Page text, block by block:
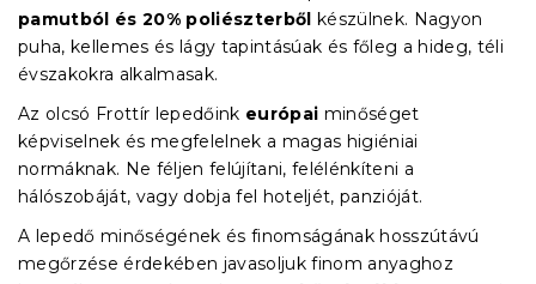
pamutból és 20% poliészterből készülnek. Nagyon
puha, kellemes és lágy tapintásúak és főleg a hideg, téli
évszakokra alkalmasak.
Az olcsó Frottír lepedőink európai minőséget
képviselnek és megfelelnek a magas higiéniai
normáknak. Ne féljen felújítani, felélénkíteni a
hálószobáját, vagy dobja fel hoteljét, panzióját.
A lepedő minőségének és finomságának hosszútávú
megőrzése érdekében javasoljuk finom anyaghoz